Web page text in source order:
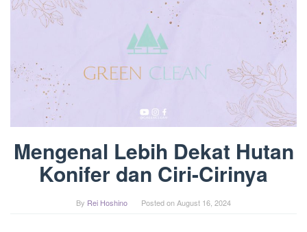
Mengenal Lebih Dekat Hutan
Konifer dan Ciri-Cirinya
By Rei Hoshino Posted onAugust 16, 2024